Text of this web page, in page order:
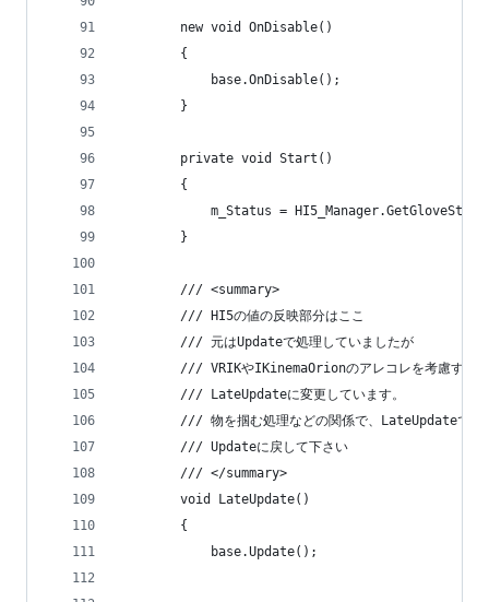
        new void OnDisable()
        {
            base.OnDisable();
        }
        private void Start()
        {
m_Status =
        }
        /// <summary>
        /// HI5の値の反映部分はここ
        /// 元はUpdateで処理していましたが
/// VRIKやIKinemaOrionのアレコレを考慮する
        /// LateUpdateに変更しています。
/// 物を掴む処理などの関係で、LateUpdateでは
        /// Updateに戻して下さい
        /// </summary>
        void LateUpdate()
        {
            base.Update();